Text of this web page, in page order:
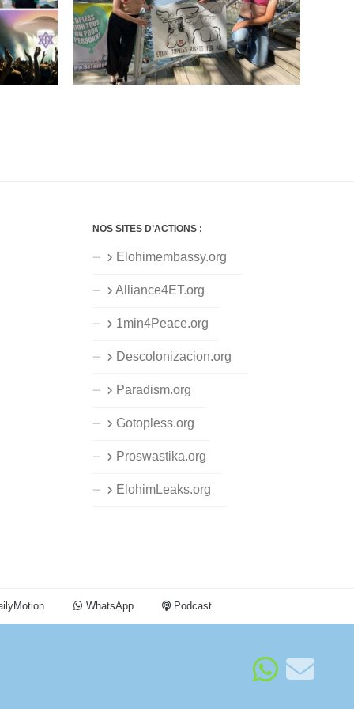
NOS SITES D’ACTIONS :
Elohimembassy.org
Alliance4ET.org
1min4Peace.org
Descolonizacion.org
Paradism.org
Gotopless.org
Proswastika.org
ElohimLeaks.org
WhatsApp Podcast